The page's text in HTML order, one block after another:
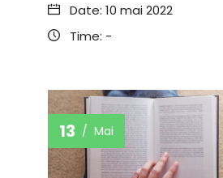
Date: 10 mai 2022
Time: -
13 Mai